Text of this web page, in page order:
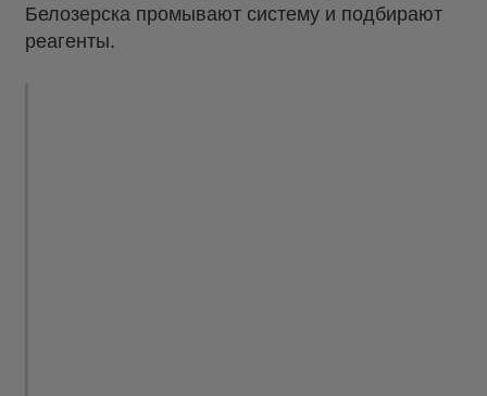
Белозерска промывают систему и подбирают
реагенты.